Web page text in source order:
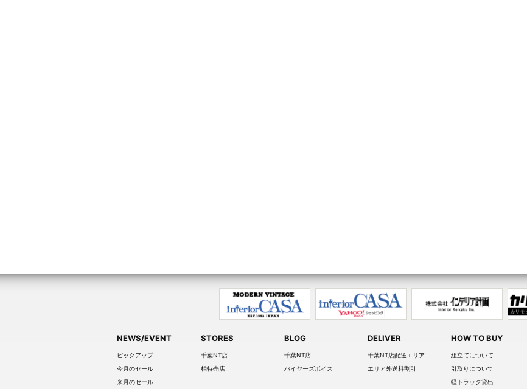
NEWS/EVENT
ピックアップ
今月のセール
来月のセール
STORES
千葉NT店
柏特売店
BLOG
千葉NT店
バイヤーズボイス
DELIVER
千葉NT店配送エリア
エリア外送料割引
HOW TO BUY
組立てについて
引取りについて
軽トラック貸出